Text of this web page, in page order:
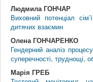
Людмила ГОНЧАР
Виховний потенціал
дитячих взаємин
Олена ГОНЧАРЕНКО
Гендерний аналіз процесу
суперечності, труднощі,
Марія ГРЕБ